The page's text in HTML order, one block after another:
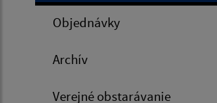
Objednávky
Archív
Verejné obstarávanie